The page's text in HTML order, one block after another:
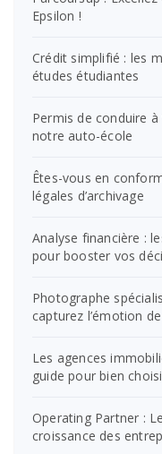
Epsilon !
Crédit simplifié : les
études étudiantes
Permis de conduire
notre auto-école
Êtes-vous en
légales d’archivage
Analyse financière :
pour booster vos
Photographe
capturez l’émotion
Les agences
guide pour bien
Operating Partner :
croissance des